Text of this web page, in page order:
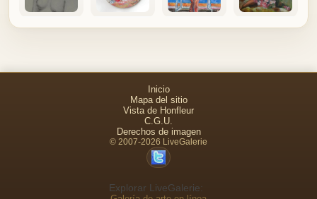
Inicio
Mapa del sitio
Vista de Honfleur
C.G.U.
Derechos de imagen
© 2007-2026 LiveGalerie
Explorar LiveGalerie: